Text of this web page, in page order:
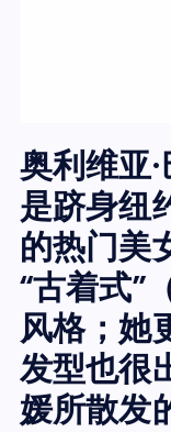
奥利维亚
是跻身纽
的热门美
“古着式”
风格；她
发型也很
媛所散发